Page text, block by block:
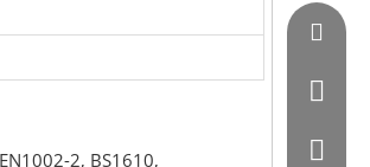
2, BS1610,